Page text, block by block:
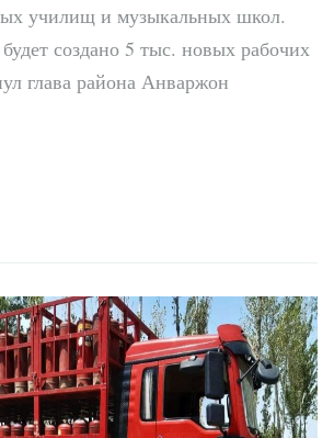
училищ и музыкальных школ.
создано 5 тыс. новых рабочих
глава района Анваржон